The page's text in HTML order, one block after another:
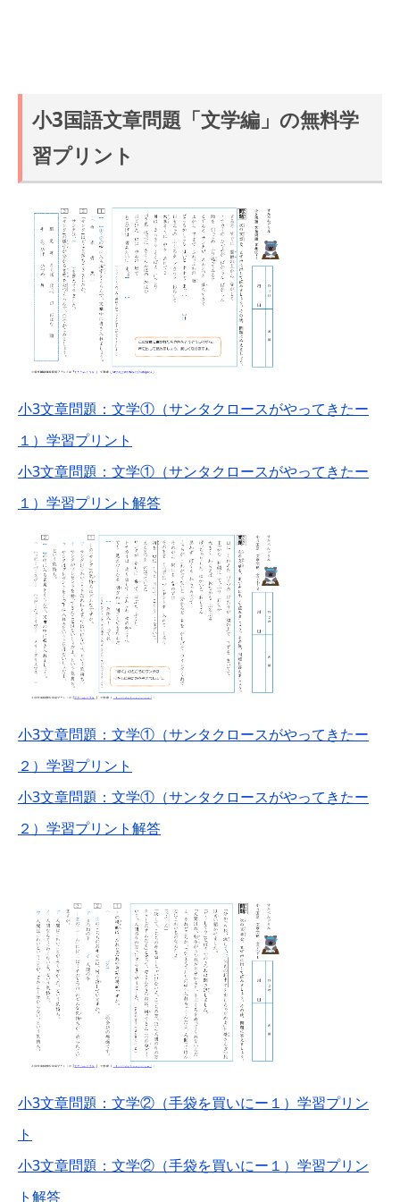
小3国語文章問題「文学編」の無料学
習プリント
小3文章問題：文学①（サンタクロースがやってきたー
１）学習プリント
小3文章問題：文学①（サンタクロースがやってきたー
１）学習プリント解答
小3文章問題：文学①（サンタクロースがやってきたー
２）学習プリント
小3文章問題：文学①（サンタクロースがやってきたー
２）学習プリント解答
小3文章問題：文学②（手袋を買いにー１）学習プリン
ト
小3文章問題：文学②（手袋を買いにー１）学習プリン
ト解答